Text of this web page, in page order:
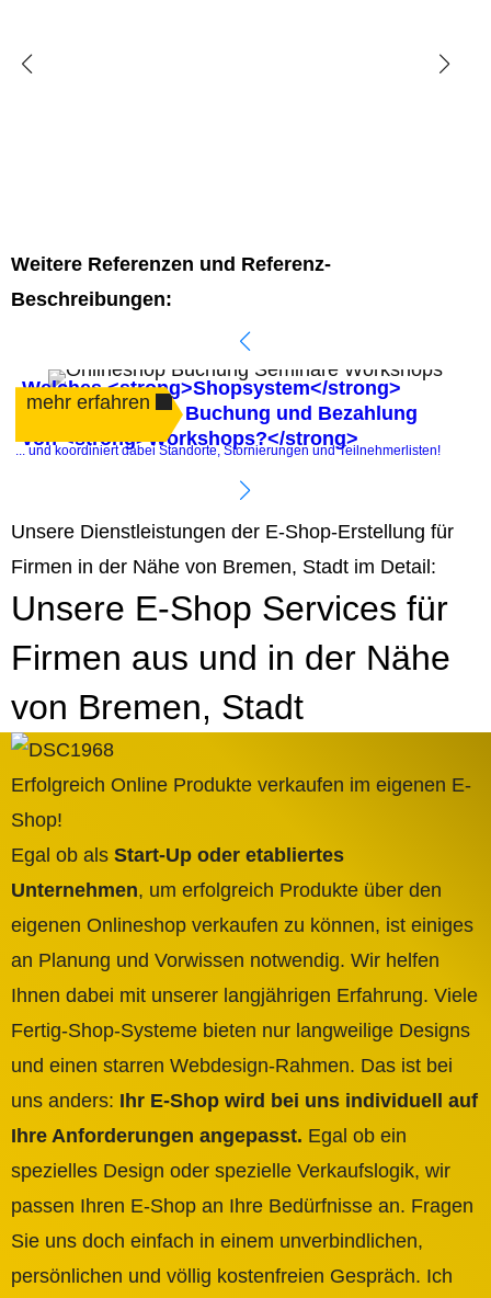
Weitere Referenzen und Referenz-
Beschreibungen:
Welches <strong>Shopsystem</strong>
automatisiert die Buchung und Bezahlung
von <strong>Workshops?</strong>
mehr erfahren
... und koordiniert dabei Standorte, Stornierungen und Teilnehmerlisten!
Unsere Dienstleistungen der E-Shop-Erstellung für
Firmen in der Nähe von Bremen, Stadt im Detail:
Unsere E-Shop Services für
Firmen aus und in der Nähe
von Bremen, Stadt
Erfolgreich Online Produkte verkaufen im eigenen E-
Shop!
Egal ob als Start-Up oder etabliertes
Unternehmen, um erfolgreich Produkte über den
eigenen Onlineshop verkaufen zu können, ist einiges
an Planung und Vorwissen notwendig. Wir helfen
Ihnen dabei mit unserer langjährigen Erfahrung. Viele
Fertig-Shop-Systeme bieten nur langweilige Designs
und einen starren Webdesign-Rahmen. Das ist bei
uns anders: Ihr E-Shop wird bei uns individuell auf
Ihre Anforderungen angepasst. Egal ob ein
spezielles Design oder spezielle Verkaufslogik, wir
passen Ihren E-Shop an Ihre Bedürfnisse an. Fragen
Sie uns doch einfach in einem unverbindlichen,
persönlichen und völlig kostenfreien Gespräch. Ich